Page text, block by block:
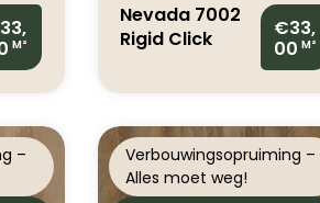
M²
Nevada 7002
Rigid Click
Cinnamon
€33,
00 M²
–
Verbouwingsopruiming –
Alles moet weg!